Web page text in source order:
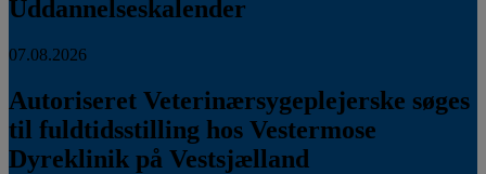
Uddannelseskalender
07.08.2026
Autoriseret Veterinærsygeplejerske søges
til fuldtidsstilling hos Vestermose
Dyreklinik på Vestsjælland